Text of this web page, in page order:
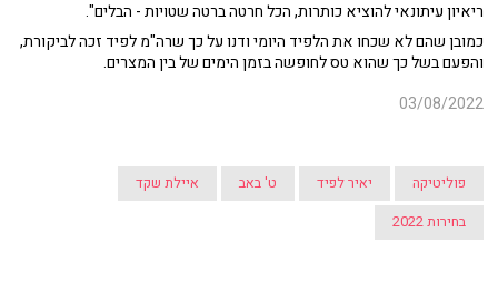
ריאיון עיתונאי להוציא כותרות, הכל חרטה ברטה שטויות - הבלים".
כמובן שהם לא שכחו את הלפיד היומי ודנו על כך שרה"מ לפיד זכה לביקורת,
והפעם בשל כך שהוא טס לחופשה בזמן הימים של בין המצרים.
03/08/2022
פוליטיקה יאיר לפיד ט' באב
איילת שקד
בחירות 2022